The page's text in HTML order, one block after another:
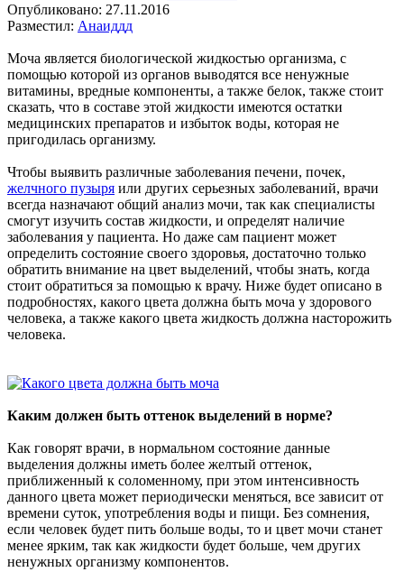
Опубликовано: 27.11.2016
Разместил: Анаиддд
Моча является биологической жидкостью организма, с
помощью которой из органов выводятся все ненужные
витамины, вредные компоненты, а также белок, также стоит
сказать, что в составе этой жидкости имеются остатки
медицинских препаратов и избыток воды, которая не
пригодилась организму.
Чтобы выявить различные заболевания печени, почек,
желчного пузыря или других серьезных заболеваний, врачи
всегда назначают общий анализ мочи, так как специалисты
смогут изучить состав жидкости, и определят наличие
заболевания у пациента. Но даже сам пациент может
определить состояние своего здоровья, достаточно только
обратить внимание на цвет выделений, чтобы знать, когда
стоит обратиться за помощью к врачу. Ниже будет описано в
подробностях, какого цвета должна быть моча у здорового
человека, а также какого цвета жидкость должна насторожить
человека.
Каким должен быть оттенок выделений в норме?
Как говорят врачи, в нормальном состояние данные
выделения должны иметь более желтый оттенок,
приближенный к соломенному, при этом интенсивность
данного цвета может периодически меняться, все зависит от
времени суток, употребления воды и пищи. Без сомнения,
если человек будет пить больше воды, то и цвет мочи станет
менее ярким, так как жидкости будет больше, чем других
ненужных организму компонентов.